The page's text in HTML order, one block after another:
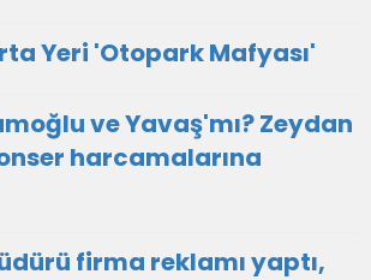
Yeri 'Otopark Mafyası'
ve Yavaş'mı? Zeydan
harcamalarına
firma reklamı yaptı,